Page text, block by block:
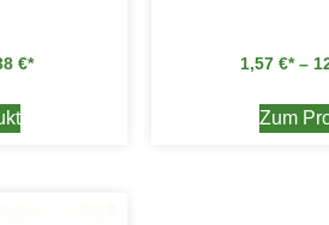
€ 1,57 € –
Zum